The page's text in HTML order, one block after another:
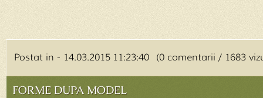
Postat in - 14.03.2015 11:23:40 (0 comentarii / 1683
FORME DUPA MODEL